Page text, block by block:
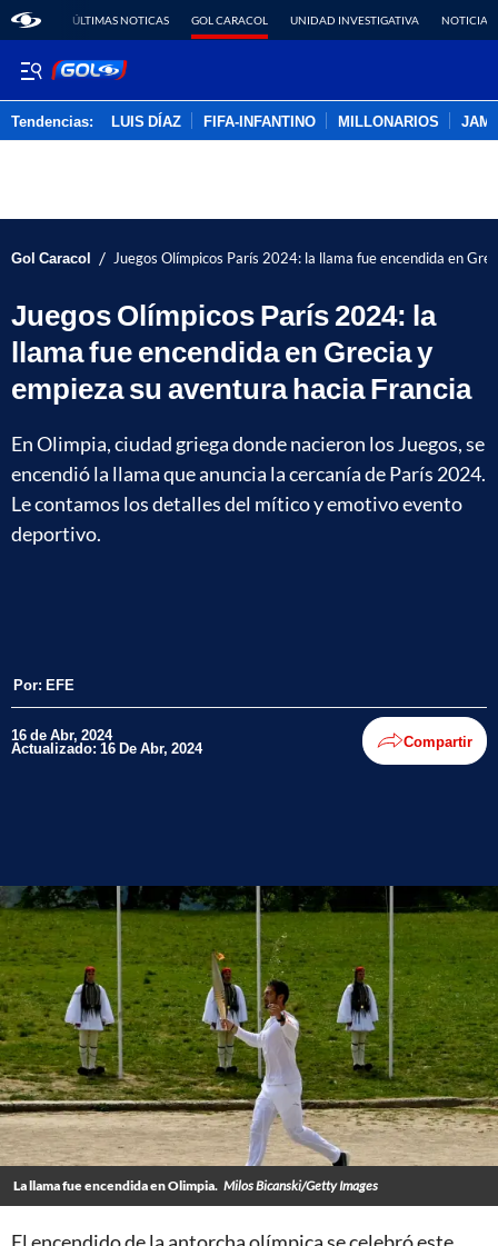
ÚLTIMAS NOTICAS GOL CARACOL UNIDAD INVESTIGATIVA NOTICIAS
Tendencias: LUIS DÍAZ FIFA-INFANTINO MILLONARIOS
Gol Caracol / Juegos Olímpicos París 2024: la llama fue encendida en
Juegos Olímpicos París 2024: la
llama fue encendida en Grecia y
empieza su aventura hacia Francia
En Olimpia, ciudad griega donde nacieron los Juegos, se
encendió la llama que anuncia la cercanía de París 2024.
Le contamos los detalles del mítico y emotivo evento
deportivo.
Por: EFE
16 de Abr, 2024
Actualizado: 16 De Abr, 2024 Compartir
La llama fue encendida en Olimpia. Milos Bicanski/Getty Images
El encendido de la antorcha olímpica se celebró este